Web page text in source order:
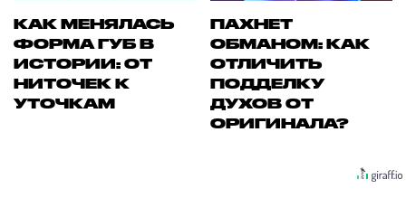
КАК МЕНЯЛАСЬ
ФОРМА ГУБ В
ИСТОРИИ: ОТ
НИТОЧЕК К
УТОЧКАМ
ПАХНЕТ
ОБМАНОМ: КАК
ОТЛИЧИТЬ
ПОДДЕЛКУ
ДУХОВ ОТ
ОРИГИНАЛА?